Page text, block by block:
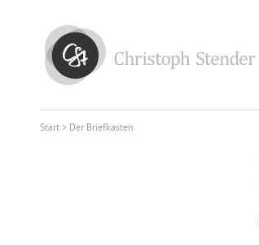
Start> Der Briefkasten